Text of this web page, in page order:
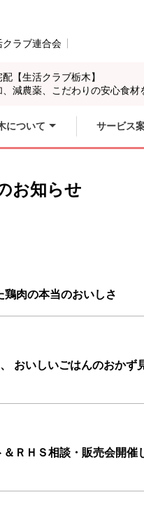
クラブ連合会
【生活クラブ栃木】
減農薬、こだわりの安心食材
について サービス
お知らせ
肉の本当のおいしさ
おいしいごはんのおかず
ＲＨＳ相談・販売会開催